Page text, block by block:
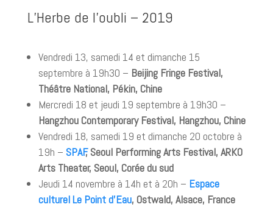
L’Herbe de l’oubli – 2019
Vendredi 13, samedi 14 et dimanche 15
septembre à 19h30 – Beijing Fringe Festival,
Théâtre National, Pékin, Chine
Mercredi 18 et jeudi 19 septembre à 19h30 –
Hangzhou Contemporary Festival, Hangzhou, Chine
Vendredi 18, samedi 19 et dimanche 20 octobre à
19h – SPAF, Seoul Performing Arts Festival, ARKO
Arts Theater, Seoul, Corée du sud
Jeudi 14 novembre à 14h et à 20h – Espace
culturel Le Point d’Eau, Ostwald, Alsace, France